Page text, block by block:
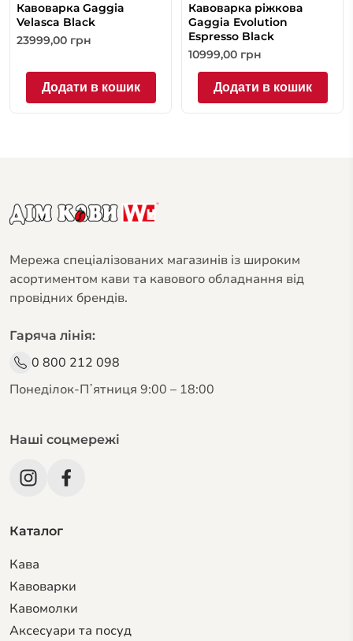
Кавоварка Gaggia
Velasca Black
23999,00 грн
Додати в кошик
Кавоварка ріжкова
Gaggia Evolution
Espresso Black
10999,00 грн
Додати в кошик
Мережа спеціалізованих магазинів із широким
асортиментом кави та кавового обладнання від
провідних брендів.
Гаряча лінія:
0 800 212 098
Понеділок-Пʼятниця 9:00 – 18:00
Наші соцмережі
Каталог
Кава
Кавоварки
Кавомолки
Аксесуари та посуд